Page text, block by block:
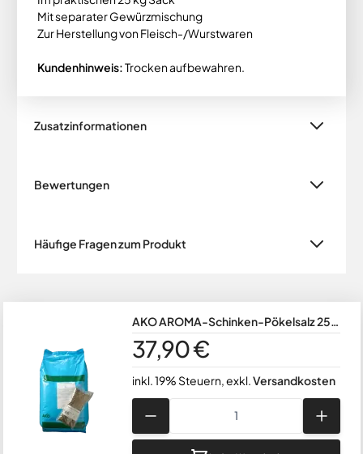
Mit separater Gewürzmischung
Zur Herstellung von Fleisch-/Wurstwaren
Kundenhinweis:Trocken aufbewahren.
Zusatzinformationen
Bewertungen
Häufige Fragen zum Produkt
AKO AROMA-Schinken-Pökelsalz 25
kg
37,90 €
inkl. 19% Steuern,exkl.Versandkosten
Menge